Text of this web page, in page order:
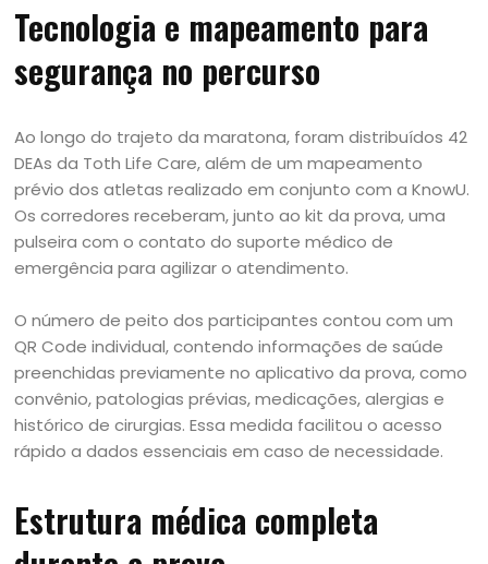
Tecnologia e mapeamento para
segurança no percurso
Ao longo do trajeto da maratona, foram distribuídos 42
DEAs da Toth Life Care, além de um mapeamento
prévio dos atletas realizado em conjunto com a KnowU.
Os corredores receberam, junto ao kit da prova, uma
pulseira com o contato do suporte médico de
emergência para agilizar o atendimento.
O número de peito dos participantes contou com um
QR Code individual, contendo informações de saúde
preenchidas previamente no aplicativo da prova, como
convênio, patologias prévias, medicações, alergias e
histórico de cirurgias. Essa medida facilitou o acesso
rápido a dados essenciais em caso de necessidade.
Estrutura médica completa